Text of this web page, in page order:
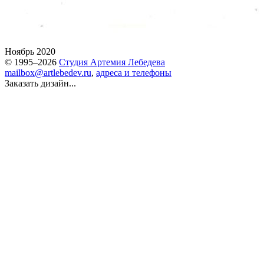
Ноябрь 2020
© 1995–2026 Студия Артемия Лебедева
mailbox@artlebedev.ru, адреса и телефоны
Заказать дизайн...